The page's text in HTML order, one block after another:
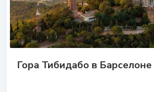
Гора Тибидабо в Барселоне